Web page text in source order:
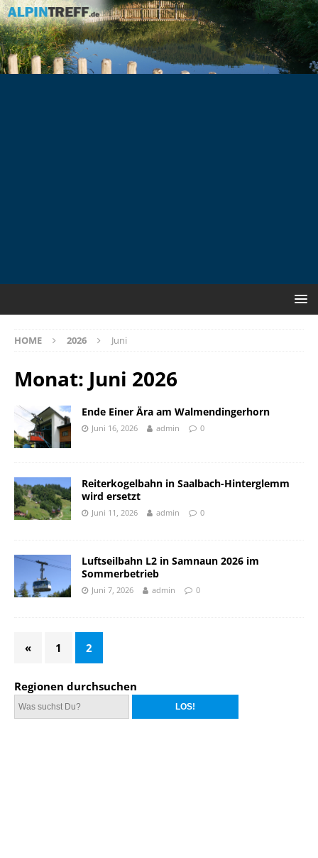
HOME 2026 Juni
Monat: Juni 2026
Ende Einer Ära am Walmendingerhorn
Juni 16, 2026 admin 0
Reiterkogelbahn in Saalbach-Hinterglemm
wird ersetzt
Juni 11, 2026 admin 0
Luftseilbahn L2 in Samnaun 2026 im
Sommerbetrieb
Juni 7, 2026 admin 0
« 1 2
Regionen durchsuchen